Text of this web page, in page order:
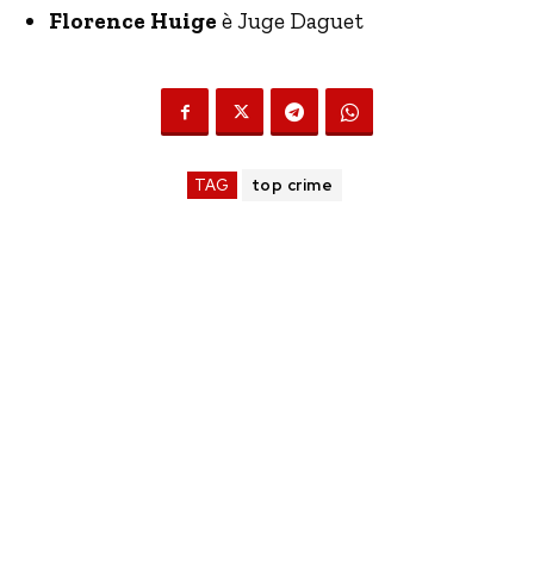
Florence Huige è Juge Daguet
TAG top crime